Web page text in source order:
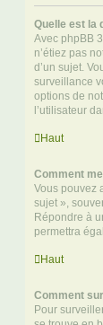
Quelle est la
Avec phpBB
n’étiez pas
d’un sujet.
surveillance
options de
l’utilisateur
Haut
Comment
Vous pouvez
sujet »,
Répondre à
permettra
Haut
Comment
Pour